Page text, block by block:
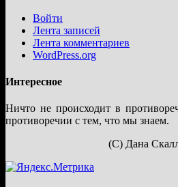
Войти
Лента записей
Лента комментариев
WordPress.org
Интересное
Ничто не происходит в
противоречии с тем, что мы знаем.
(С) Дана